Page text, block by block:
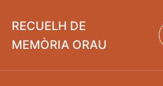
RECUELH DE
MEMÒRIA ORAU